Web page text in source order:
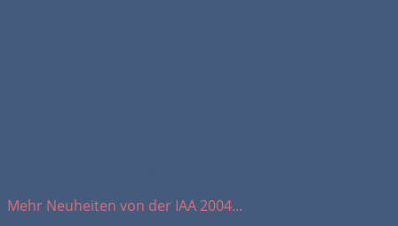
Mehr Neuheiten von der IAA 2004...